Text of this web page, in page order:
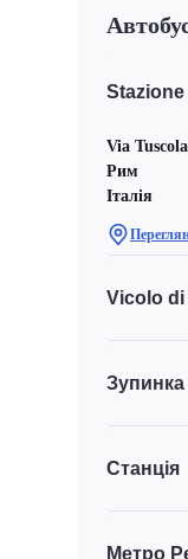
Via
Рим
Італія
Vicolo di
Зупинка
Станція
Метро